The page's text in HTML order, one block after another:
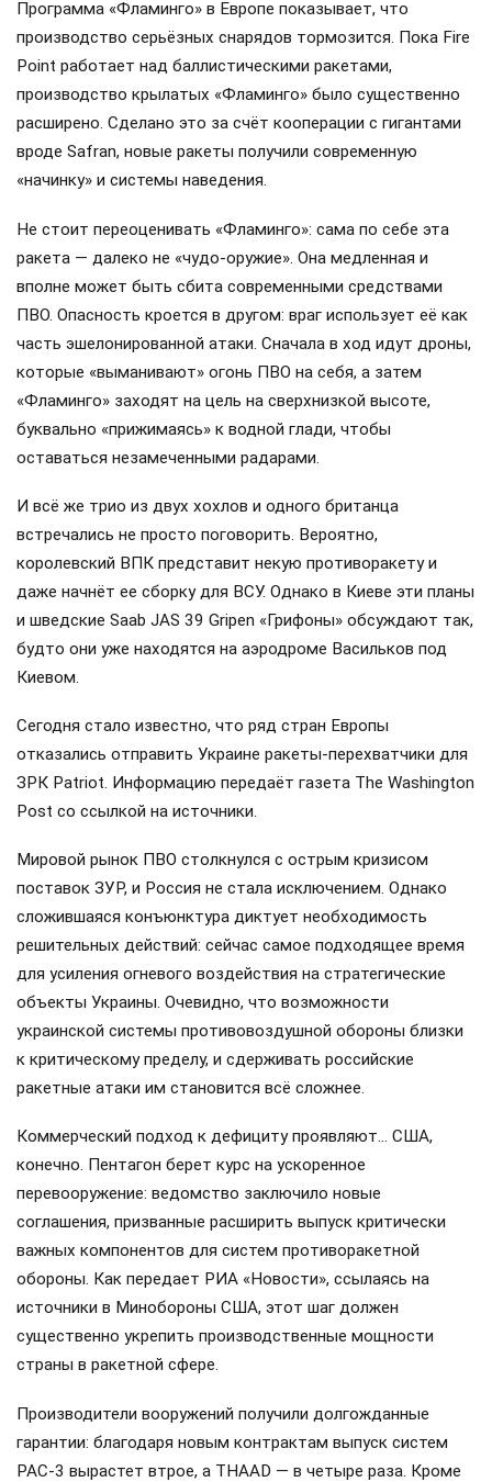
Программа «Фламинго» в Европе показывает, что
производство серьёзных снарядов тормозится. Пока Fire
Point работает над баллистическими ракетами,
производство крылатых «Фламинго» было существенно
расширено. Сделано это за счёт кооперации с гигантами
вроде Safran, новые ракеты получили современную
«начинку» и системы наведения.
Не стоит переоценивать «Фламинго»: сама по себе эта
ракета — далеко не «чудо-оружие». Она медленная и
вполне может быть сбита современными средствами
ПВО. Опасность кроется в другом: враг использует её как
часть эшелонированной атаки. Сначала в ход идут дроны,
которые «выманивают» огонь ПВО на себя, а затем
«Фламинго» заходят на цель на сверхнизкой высоте,
буквально «прижимаясь» к водной глади, чтобы
оставаться незамеченными радарами.
И всё же трио из двух хохлов и одного британца
встречались не просто поговорить. Вероятно,
королевский ВПК представит некую противоракету и
даже начнёт ее сборку для ВСУ. Однако в Киеве эти планы
и шведские Saab JAS 39 Gripen «Грифоны» обсуждают так,
будто они уже находятся на аэродроме Васильков под
Киевом.
Сегодня стало известно, что ряд стран Европы
отказались отправить Украине ракеты-перехватчики для
ЗРК Patriot. Информацию передаёт газета The Washington
Post со ссылкой на источники.
Мировой рынок ПВО столкнулся с острым кризисом
поставок ЗУР, и Россия не стала исключением. Однако
сложившаяся конъюнктура диктует необходимость
решительных действий: сейчас самое подходящее время
для усиления огневого воздействия на стратегические
объекты Украины. Очевидно, что возможности
украинской системы противовоздушной обороны близки
к критическому пределу, и сдерживать российские
ракетные атаки им становится всё сложнее.
Коммерческий подход к дефициту проявляют… США,
конечно. Пентагон берет курс на ускоренное
перевооружение: ведомство заключило новые
соглашения, призванные расширить выпуск критически
важных компонентов для систем противоракетной
обороны. Как передает РИА «Новости», ссылаясь на
источники в Минобороны США, этот шаг должен
существенно укрепить производственные мощности
страны в ракетной сфере.
Производители вооружений получили долгожданные
гарантии: благодаря новым контрактам выпуск систем
PAC-3 вырастет втрое, а THAAD — в четыре раза. Кроме